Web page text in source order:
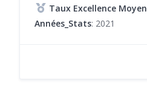
Taux Excellence Moyen
Années_Stats: 2021